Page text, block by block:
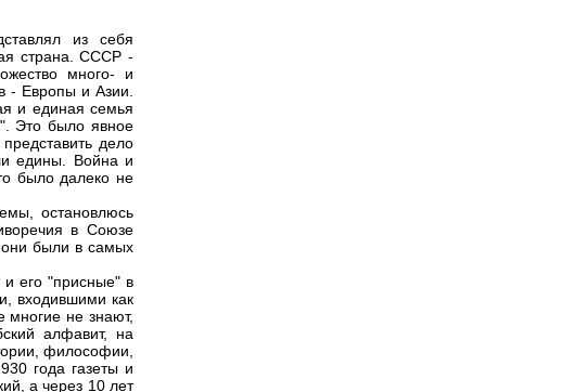
из себя
страна. СССР -
много- и
- Европы и Азии.
и единая семья
Это было явное
дело
едины. Война и
было далеко не
остановлюсь
в Союзе
они были в самых
и его "присные" в
входившими как
многие не знают,
алфавит, на
философии,
года газеты и
а через 10 лет